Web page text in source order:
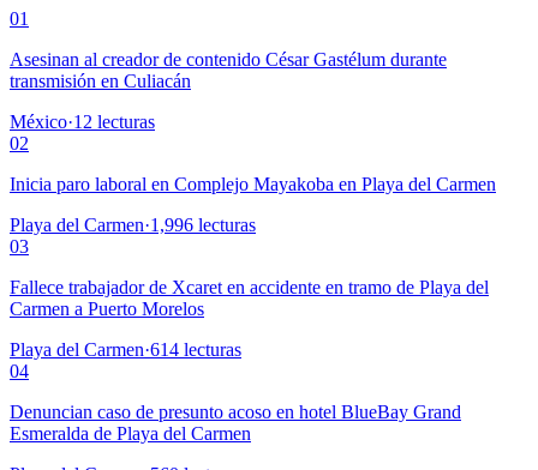
01
Asesinan al creador de contenido César Gastélum durante
transmisión en Culiacán
México·12 lecturas
02
Inicia paro laboral en Complejo Mayakoba en Playa del Carmen
Playa del Carmen·1,996 lecturas
03
Fallece trabajador de Xcaret en accidente en tramo de Playa del
Carmen a Puerto Morelos
Playa del Carmen·614 lecturas
04
Denuncian caso de presunto acoso en hotel BlueBay Grand
Esmeralda de Playa del Carmen